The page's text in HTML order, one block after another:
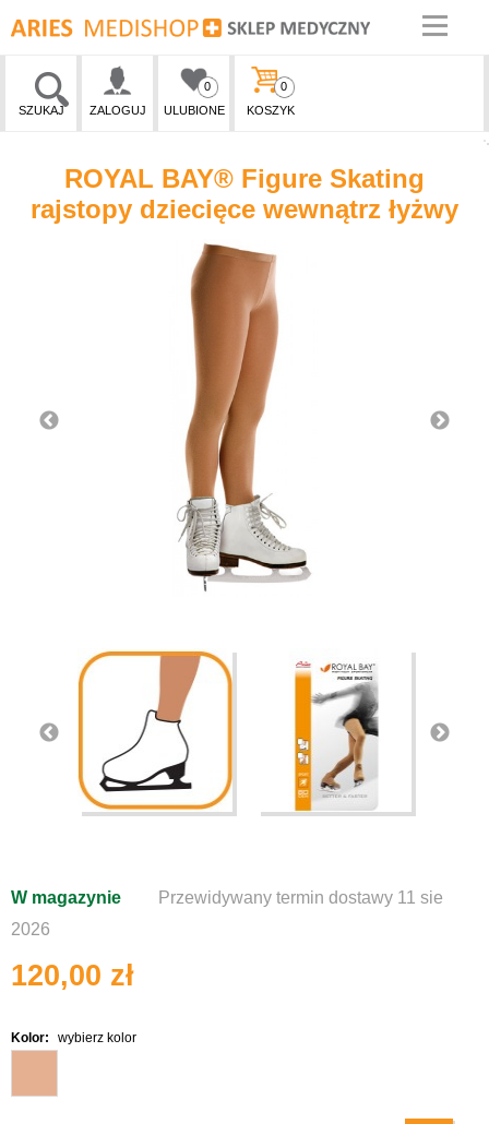
SZUKAJ ZALOGUJ ULUBIONE
0
KOSZYK
0
ROYAL BAY® Figure Skating
rajstopy dziecięce wewnątrz łyżwy
W magazynie
Przewidywany termin dostawy 11 sie
2026
120,00 zł
Kolor: wybierz kolor